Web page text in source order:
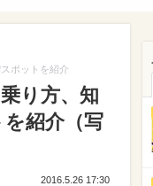
ポットを紹介
り方、知
紹介（写
2016.5.26 17:30